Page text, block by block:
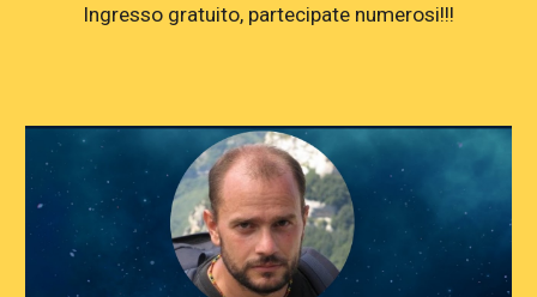
Ingresso gratuito, partecipate numerosi!!!